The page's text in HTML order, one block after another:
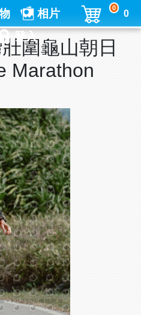
相片
登入
0
0
圍龜山朝日
Marathon